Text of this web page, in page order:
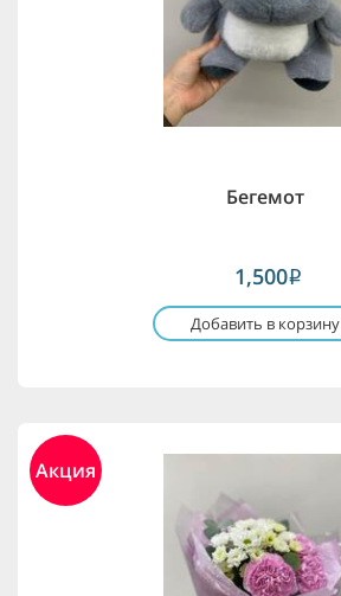
Бегемот
1,500i
Добавить в корзину
Акция